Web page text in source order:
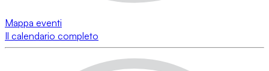
Mappa eventi
Il calendario completo